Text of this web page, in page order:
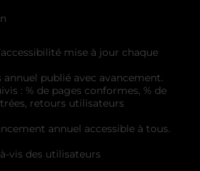
mise à jour chaque
annuel publié avec avancement.
: % de pages conformes, % de
retours utilisateurs
annuel accessible à tous.
vis des utilisateurs